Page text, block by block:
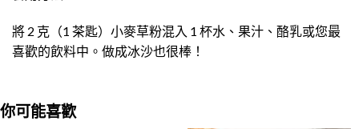
將 2 克（1 茶匙）小麥草粉混入 1 杯水、果汁、酪乳或您最
喜歡的飲料中。做成冰沙也很棒！
你可能喜歡